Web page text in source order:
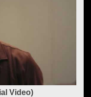
Video)